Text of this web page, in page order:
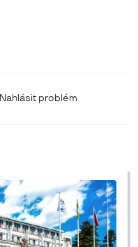
Nahlásit problém